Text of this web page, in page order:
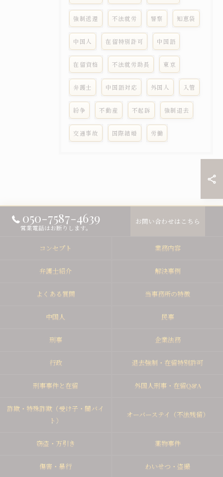
強制送還 不法就労 警察 知恵袋
中国人 在留特別許可 中国語
在留資格 不法就労助長 東京
弁護士 中国語対応 外国人 入管
紛争 不動産 不起訴 強制退去
交通事故 国際結婚 労働
050-7587-4639
営業電話はお断りします。
お問い合わせはこちら
コンセプト 業務内容
弁護士紹介 解決事例
よくある質問 当事務所の特徴
中国人 民事
刑事 企業法務
行政 退去強制・在留特別許可
刑事事件と在留 外国人刑事・在留Q&A
詐欺・特殊詐欺（受け子・闇バイ
ト）
オーバーステイ（不法残留）
窃盗・万引き 薬物事件
傷害・暴行 わいせつ・盗撮